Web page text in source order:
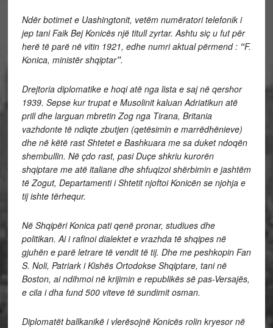
Ndër botimet e Uashingtonit, vetëm numëratori telefonik i
jep tani Faik Bej Konicës një titull zyrtar. Ashtu siç u fut për
herë të parë në vitin 1921, edhe numri aktual përmend : “F.
Konica, ministër shqiptar”.
Drejtoria diplomatike e hoqi atë nga lista e saj në qershor
1939. Sepse kur trupat e Musolinit kaluan Adriatikun atë
prill dhe larguan mbretin Zog nga Tirana, Britania
vazhdonte të ndiqte zbutjen (qetësimin e marrëdhënieve)
dhe në këtë rast Shtetet e Bashkuara me sa duket ndoqën
shembullin. Në çdo rast, pasi Duçe shkriu kurorën
shqiptare me atë italiane dhe shfuqizoi shërbimin e jashtëm
të Zogut, Departamenti i Shtetit njoftoi Konicën se njohja e
tij ishte tërhequr.
Në Shqipëri Konica pati qenë pronar, studiues dhe
politikan. Ai i rafinoi dialektet e vrazhda të shqipes në
gjuhën e parë letrare të vendit të tij. Dhe me peshkopin Fan
S. Noli, Patriark i Kishës Ortodokse Shqiptare, tani në
Boston, ai ndihmoi në krijimin e republikës së pas-Versajës,
e cila i dha fund 500 viteve të sundimit osman.
Diplomatët ballkanikë i vlerësojnë Konicës rolin kryesor në